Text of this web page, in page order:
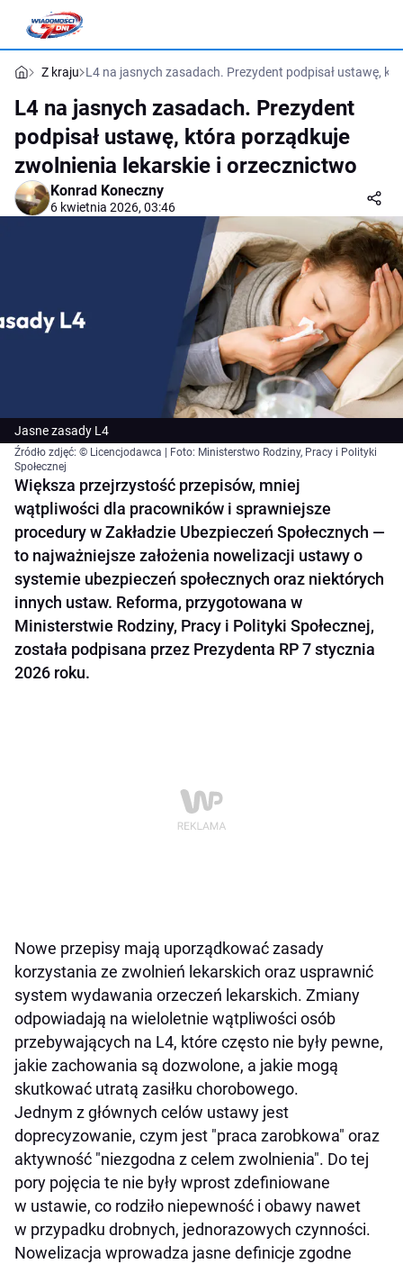
Z kraju L4 na jasnych zasadach. Prezydent podpisał ustawę,
L4 na jasnych zasadach. Prezydent
podpisał ustawę, która porządkuje
zwolnienia lekarskie i orzecznictwo
Konrad Koneczny
6 kwietnia 2026, 03:46
Jasne zasady L4
Źródło zdjęć: © Licencjodawca | Foto: Ministerstwo Rodziny, Pracy i Polityki
Społecznej
Większa przejrzystość przepisów, mniej
wątpliwości dla pracowników i sprawniejsze
procedury w Zakładzie Ubezpieczeń Społecznych —
to najważniejsze założenia nowelizacji ustawy o
systemie ubezpieczeń społecznych oraz niektórych
innych ustaw. Reforma, przygotowana w
Ministerstwie Rodziny, Pracy i Polityki Społecznej,
została podpisana przez Prezydenta RP 7 stycznia
2026 roku.
Nowe przepisy mają uporządkować zasady
korzystania ze zwolnień lekarskich oraz usprawnić
system wydawania orzeczeń lekarskich. Zmiany
odpowiadają na wieloletnie wątpliwości osób
przebywających na L4, które często nie były pewne,
jakie zachowania są dozwolone, a jakie mogą
skutkować utratą zasiłku chorobowego.
Jednym z głównych celów ustawy jest
doprecyzowanie, czym jest "praca zarobkowa" oraz
aktywność "niezgodna z celem zwolnienia". Do tej
pory pojęcia te nie były wprost zdefiniowane
w ustawie, co rodziło niepewność i obawy nawet
w przypadku drobnych, jednorazowych czynności.
Nowelizacja wprowadza jasne definicje zgodne